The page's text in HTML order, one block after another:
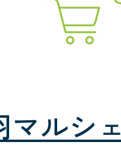
マルシェ